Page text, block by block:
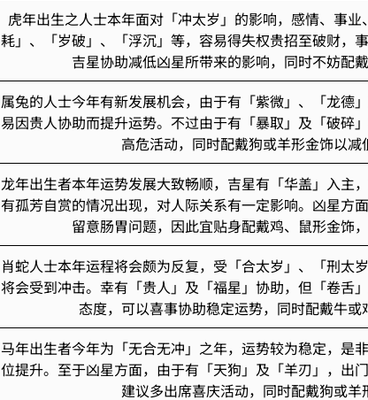
虎年出生之人士本年面对「冲太岁」的影响，感情、事
耗」、「岁破」、「浮沉」等，容易得失权贵招至破财，
吉星协助减低凶星所带来的影响，同时不妨配
属兔的人士今年有新发展机会，由于有「紫微」、「龙德
易因贵人协助而提升运势。不过由于有「暴取」及「破碎
高危活动，同时配戴狗或羊形金饰以减
龙年出生者本年运势发展大致畅顺，吉星有「华盖」入主
有孤芳自赏的情况出现，对人际关系有一定影响。凶星方
留意肠胃问题，因此宜贴身配戴鸡、鼠形金饰
肖蛇人士本年运程将会颇为反复，受「合太岁」、「刑太
将会受到冲击。幸有「贵人」及「福星」协助，但「卷舌
态度，可以喜事协助稳定运势，同时配戴牛或
马年出生者今年为「无合无冲」之年，运势较为稳定，是
位提升。至于凶星方面，由于有「天狗」及「羊刃」，出
建议多出席喜庆活动，同时配戴狗或羊